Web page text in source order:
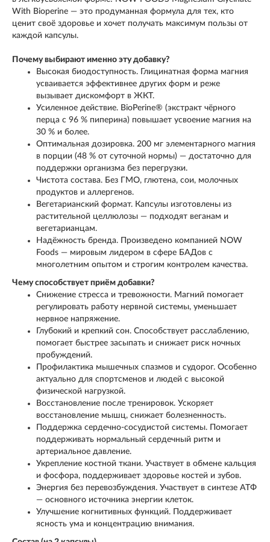
With Bioperine — это продуманная формула для тех, кто
ценит своё здоровье и хочет получать максимум пользы от
каждой капсулы.
Почему выбирают именно эту добавку?
Высокая биодоступность. Глицинатная форма магния
усваивается эффективнее других форм и реже
вызывает дискомфорт в ЖКТ.
Усиленное действие. BioPerine® (экстракт чёрного
перца с 96 % пиперина) повышает усвоение магния на
30 % и более.
Оптимальная дозировка. 200 мг элементарного магния
в порции (48 % от суточной нормы) — достаточно для
поддержки организма без перегрузки.
Чистота состава. Без ГМО, глютена, сои, молочных
продуктов и аллергенов.
Вегетарианский формат. Капсулы изготовлены из
растительной целлюлозы — подходят веганам и
вегетарианцам.
Надёжность бренда. Произведено компанией NOW
Foods — мировым лидером в сфере БАДов с
многолетним опытом и строгим контролем качества.
Чему способствует приём добавки?
Снижение стресса и тревожности. Магний помогает
регулировать работу нервной системы, уменьшает
нервное напряжение.
Глубокий и крепкий сон. Способствует расслаблению,
помогает быстрее засыпать и снижает риск ночных
пробуждений.
Профилактика мышечных спазмов и судорог. Особенно
актуально для спортсменов и людей с высокой
физической нагрузкой.
Восстановление после тренировок. Ускоряет
восстановление мышц, снижает болезненность.
Поддержка сердечно‑сосудистой системы. Помогает
поддерживать нормальный сердечный ритм и
артериальное давление.
Укрепление костной ткани. Участвует в обмене кальция
и фосфора, поддерживает здоровье костей и зубов.
Энергия без перевозбуждения. Участвует в синтезе АТФ
— основного источника энергии клеток.
Улучшение когнитивных функций. Поддерживает
ясность ума и концентрацию внимания.